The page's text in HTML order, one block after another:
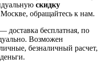
скидку
обращайтесь к нам.
доставка бесплатная, по
Возможен
безналичный расчет,